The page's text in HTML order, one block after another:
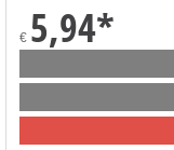
€ 5,94*